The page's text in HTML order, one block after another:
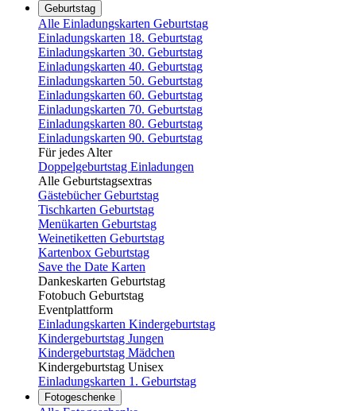
Geburtstag
Alle Einladungskarten Geburtstag
Einladungskarten 18. Geburtstag
Einladungskarten 30. Geburtstag
Einladungskarten 40. Geburtstag
Einladungskarten 50. Geburtstag
Einladungskarten 60. Geburtstag
Einladungskarten 70. Geburtstag
Einladungskarten 80. Geburtstag
Einladungskarten 90. Geburtstag
Für jedes Alter
Doppelgeburtstag Einladungen
Alle Geburtstagsextras
Gästebücher Geburtstag
Tischkarten Geburtstag
Menükarten Geburtstag
Weinetiketten Geburtstag
Kartenbox Geburtstag
Save the Date Karten
Dankeskarten Geburtstag
Fotobuch Geburtstag
Eventplattform
Einladungskarten Kindergeburtstag
Kindergeburtstag Jungen
Kindergeburtstag Mädchen
Kindergeburtstag Unisex
Einladungskarten 1. Geburtstag
Fotogeschenke